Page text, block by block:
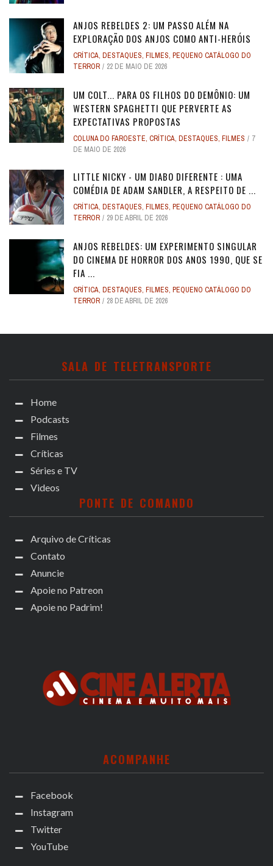
ANJOS REBELDES 2: UM PASSO ALÉM NA
EXPLORAÇÃO DOS ANJOS COMO ANTI-HERÓIS
CRÍTICA, DESTAQUES, FILMES, PEQUENO CATÁLOGO DO
TERROR
22 DE MAIO DE 2026
UM COLT... PARA OS FILHOS DO DEMÔNIO: UM
WESTERN SPAGHETTI QUE PERVERTE AS
EXPECTATIVAS PROPOSTAS
COLUNA DO FAROESTE, CRÍTICA, DESTAQUES, FILMES
7
DE MAIO DE 2026
LITTLE NICKY - UM DIABO DIFERENTE : UMA
COMÉDIA DE ADAM SANDLER, A RESPEITO DE ...
CRÍTICA, DESTAQUES, FILMES, PEQUENO CATÁLOGO DO
TERROR
29 DE ABRIL DE 2026
ANJOS REBELDES: UM EXPERIMENTO SINGULAR
DO CINEMA DE HORROR DOS ANOS 1990, QUE SE
FIA ...
CRÍTICA, DESTAQUES, FILMES, PEQUENO CATÁLOGO DO
TERROR
28 DE ABRIL DE 2026
SALA DE TELETRANSPORTE
Home
Podcasts
Filmes
Críticas
Séries e TV
Videos
PONTE DE COMANDO
Arquivo de Críticas
Contato
Anuncie
Apoie no Patreon
Apoie no Padrim!
ACOMPANHE
Facebook
Instagram
Twitter
YouTube